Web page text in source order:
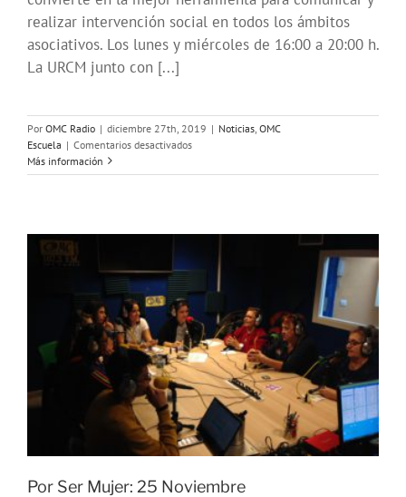
realizar intervención social en todos los ámbitos
asociativos. Los lunes y miércoles de 16:00 a 20:00 h.
La URCM junto con [...]
Por OMC Radio | diciembre 27th, 2019 | Noticias OMC
Escuela | Comentarios desactivadosen
Edición:
comunicación
intervención
social
Más información
Por Ser Mujer: 25 Noviembre